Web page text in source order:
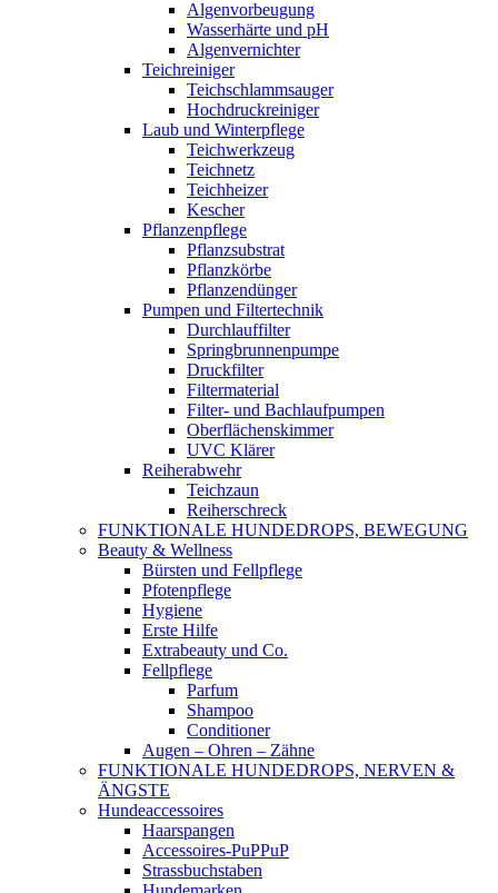
Algenvorbeugung
Wasserhärte und pH
Algenvernichter
Teichreiniger
Teichschlammsauger
Hochdruckreiniger
Laub und Winterpflege
Teichwerkzeug
Teichnetz
Teichheizer
Kescher
Pflanzenpflege
Pflanzsubstrat
Pflanzkörbe
Pflanzendünger
Pumpen und Filtertechnik
Durchlauffilter
Springbrunnenpumpe
Druckfilter
Filtermaterial
Filter- und Bachlaufpumpen
Oberflächenskimmer
UVC Klärer
Reiherabwehr
Teichzaun
Reiherschreck
FUNKTIONALE HUNDEDROPS, BEWEGUNG
Beauty & Wellness
Bürsten und Fellpflege
Pfotenpflege
Hygiene
Erste Hilfe
Extrabeauty und Co.
Fellpflege
Parfum
Shampoo
Conditioner
Augen – Ohren – Zähne
FUNKTIONALE HUNDEDROPS, NERVEN &
ÄNGSTE
Hundeaccessoires
Haarspangen
Accessoires-PuPPuP
Strassbuchstaben